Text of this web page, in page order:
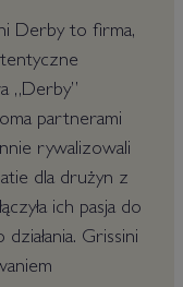
Derby to firma,
„Derby”
partnerami
rywalizowali
dla drużyn z
ich pasja do
Grissini